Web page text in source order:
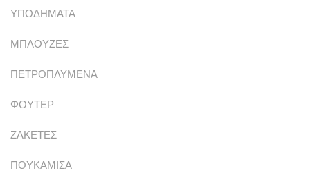
ΥΠΟΔΗΜΑΤΑ
ΜΠΛΟΥΖΕΣ
ΠΕΤΡΟΠΛΥΜΕΝΑ
ΦΟΥΤΕΡ
ΖΑΚΕΤΕΣ
ΠΟΥΚΑΜΙΣΑ